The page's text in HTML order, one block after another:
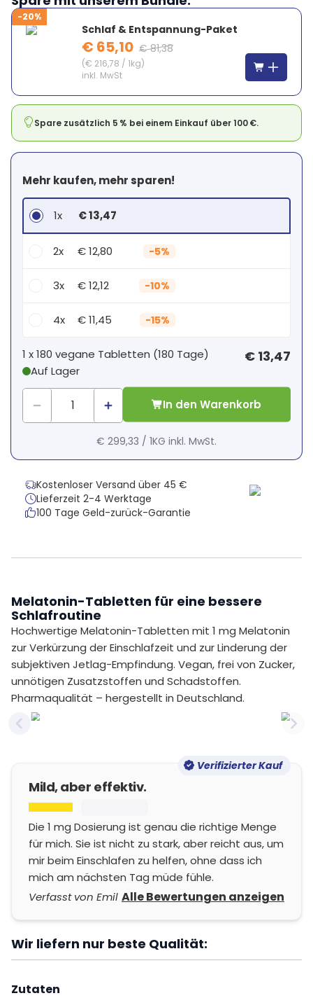
-20%
Schlaf & Entspannung-Paket
€ 65,10 € 81,38
(€ 216,78 / 1kg)
inkl. MwSt
Spare zusätzlich 5 % bei einem Einkauf über 100 €.
Mehr kaufen, mehr sparen!
1x € 13,47
2x € 12,80 -5%
3x € 12,12 -10%
4x € 11,45 -15%
Dein persönlicher Rabatt
1x € 0,00
1 x180 vegane Tabletten (180 Tage)
Auf Lager
€ 13,47
In den Warenkorb
€ 299,33 / 1KG inkl. MwSt.
Kostenloser Versand über 45 €
Lieferzeit 2-4 Werktage
100 Tage Geld-zurück-Garantie
Melatonin-Tabletten für eine bessere
Schlafroutine
Hochwertige Melatonin-Tabletten mit 1 mg Melatonin
zur Verkürzung der Einschlafzeit und zur Linderung der
subjektiven Jetlag-Empfindung. Vegan, frei von Zucker,
unnötigen Zusatzstoffen und Schadstoffen.
Pharmaqualität – hergestellt in Deutschland.
Previous slide
Verifizierter Kauf
Mild, aber effektiv.
Die 1 mg Dosierung ist genau die richtige Menge
für mich. Sie ist nicht zu stark, aber reicht aus, um
mir beim Einschlafen zu helfen, ohne dass ich
mich am nächsten Tag müde fühle.
Verfasst von Emil Alle Bewertungen anzeigen
Wir liefern nur beste Qualität:
Zutaten